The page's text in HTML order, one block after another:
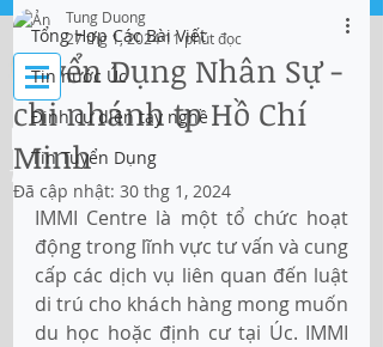
IMMI Centre
Tư vấn Di trú, Doanh Nghiệp và Du Học
Tổng Hợp Các Bài Viết
Tin nước Úc
Định cư diện tay nghề
Tin Tuyển Dụng
Tuyển Dụng Nhân Sự -
chi nhánh tp Hồ Chí
Minh
Tung Duong
27 thg 1, 202411 phút đọc
Đã cập nhật: 30 thg 1, 2024
IMMI Centre là một tổ chức hoạt
động trong lĩnh vực tư vấn và cung
cấp các dịch vụ liên quan đến luật
di trú cho khách hàng mong muốn
du học hoặc định cư tại Úc. IMMI